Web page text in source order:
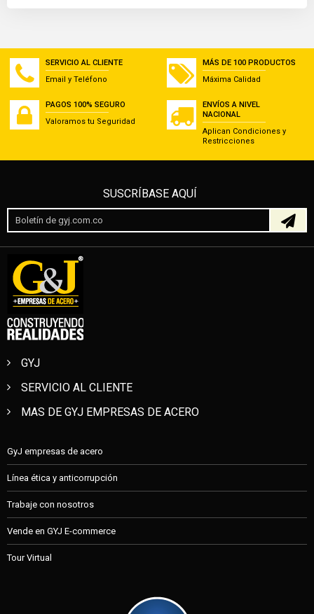
SERVICIO AL CLIENTE
Email y Teléfono
MÁS DE 100 PRODUCTOS
Máxima Calidad
PAGOS 100% SEGURO
Valoramos tu Seguridad
ENVÍOS A NIVEL
NACIONAL
Aplican Condiciones y
Restricciones
SUSCRÍBASE AQUÍ
GYJ
SERVICIO AL CLIENTE
MAS DE GYJ EMPRESAS DE ACERO
GyJ empresas de acero
Línea ética y anticorrupción
Trabaje con nosotros
Vende en GYJ E-commerce
Tour Virtual